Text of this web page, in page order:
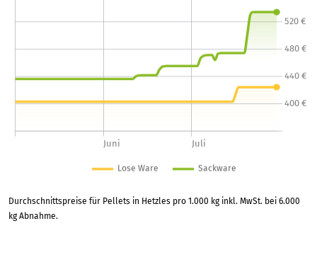
Durchschnittspreise für Pellets in Hetzles pro 1.000 kg inkl. MwSt. bei 6.000
kg Abnahme.